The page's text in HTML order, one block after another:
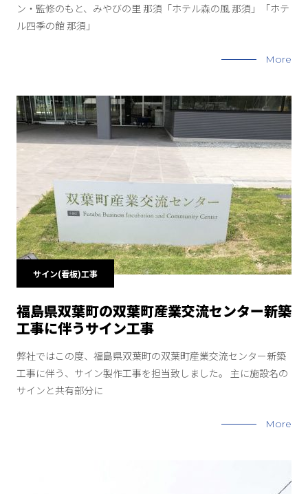
ン・監修のもと、みやびの里 那須「ホテル森の風 那須」「ホテ
ル四季の館 那須」
More
サイン(看板)工事
福島県双葉町の双葉町産業交流センター新築
工事に伴うサイン工事
弊社ではこの度、福島県双葉町の双葉町産業交流センター新築
工事に伴う、サイン製作工事を担当致しました。 主に施設名の
サインと共有部分に
More